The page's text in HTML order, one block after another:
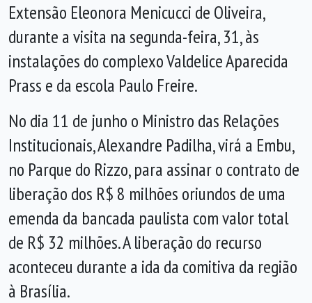
Extensão Eleonora Menicucci de Oliveira,
durante a visita na segunda-feira, 31, às
instalações do complexo Valdelice Aparecida
Prass e da escola Paulo Freire.
No dia 11 de junho o Ministro das Relações
Institucionais, Alexandre Padilha, virá a Embu,
no Parque do Rizzo, para assinar o contrato de
liberação dos R$ 8 milhões oriundos de uma
emenda da bancada paulista com valor total
de R$ 32 milhões. A liberação do recurso
aconteceu durante a ida da comitiva da região
à Brasília.